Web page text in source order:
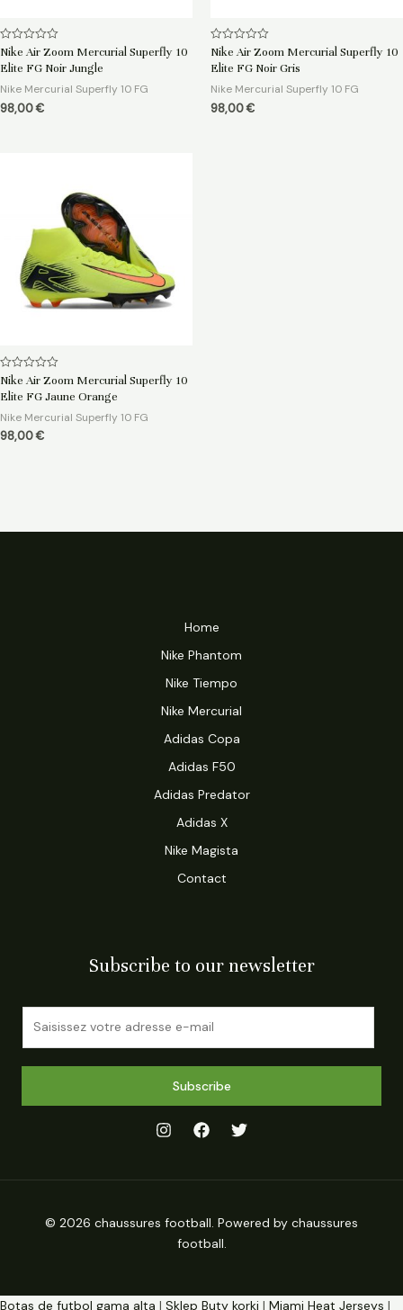
Note
sur
Nike Air Zoom Mercurial Superfly 10
Elite FG Noir Jungle
Nike Mercurial Superfly 10 FG
98,00€
Note
sur
Nike Air Zoom Mercurial Superfly 10
Elite FG Noir Gris
Nike Mercurial Superfly 10 FG
98,00€
Note
sur
Nike Air Zoom Mercurial Superfly 10
Elite FG Jaune Orange
Nike Mercurial Superfly 10 FG
98,00€
Home
Nike Phantom
Nike Tiempo
Nike Mercurial
Adidas Copa
Adidas F50
Adidas Predator
Adidas X
Nike Magista
Contact
Subscribe to our newsletter
Subscribe
© 2026 chaussures football. Powered by chaussures
football.
Botas de futbol gama alta | Sklep Buty korki | Miami Heat Jerseys |